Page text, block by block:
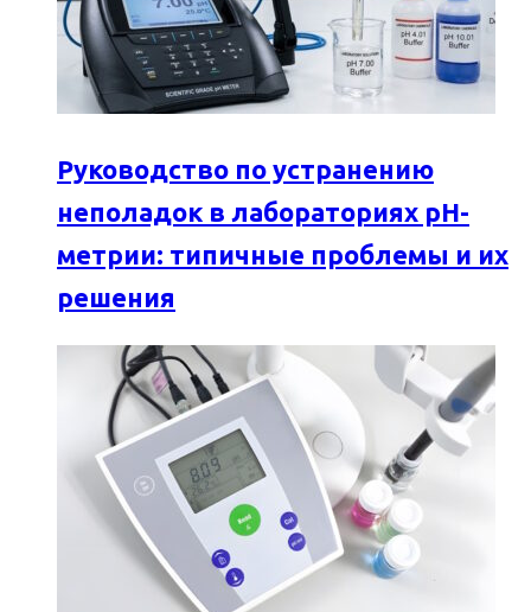
Руководство по устранению
неполадок в лабораториях pH-
метрии: типичные проблемы и их
решения